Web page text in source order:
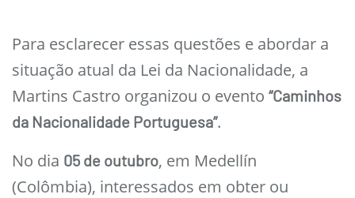
Para esclarecer essas questões e abordar a
situação atual da Lei da Nacionalidade, a
Martins Castro organizou o evento “Caminhos
da Nacionalidade Portuguesa”.
No dia 05 de outubro, em Medellín
(Colômbia), interessados em obter ou